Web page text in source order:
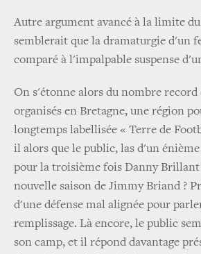
Autre argument avancé à la limite
semblerait que la dramaturgie d'un
comparé à l'impalpable suspense
On s'étonne alors du nombre record
organisés en Bretagne, une région
longtemps labellisée « Terre de
il alors que le public, las d'un
pour la troisième fois Danny
nouvelle saison de Jimmy Briand ?
d'une défense mal alignée pour
remplissage. Là encore, le public
son camp, et il répond davantage